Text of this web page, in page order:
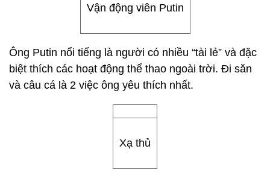
Vận động viên Putin
Ông Putin nổi tiếng là người có nhiều “tài lẻ” và đặc
biệt thích các hoạt động thể thao ngoài trời. Đi săn
và câu cá là 2 việc ông yêu thích nhất.
Xạ thủ